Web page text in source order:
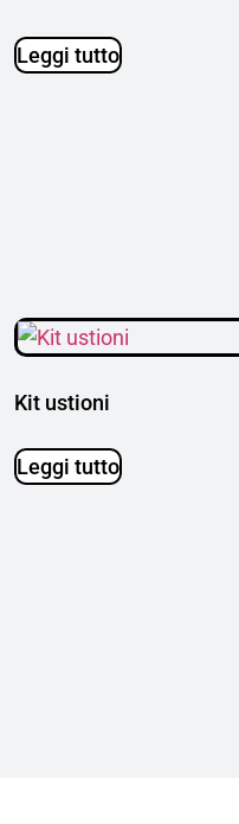
Leggi tutto
Kit ustioni
Leggi tutto